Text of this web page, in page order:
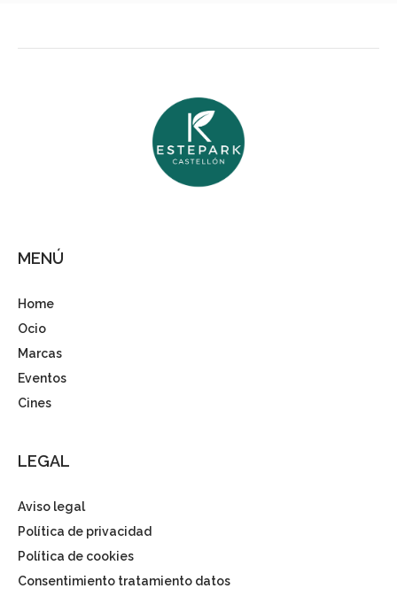
MENÚ
Home
Ocio
Marcas
Eventos
Cines
LEGAL
Aviso legal
Política de privacidad
Política de cookies
Consentimiento tratamiento datos